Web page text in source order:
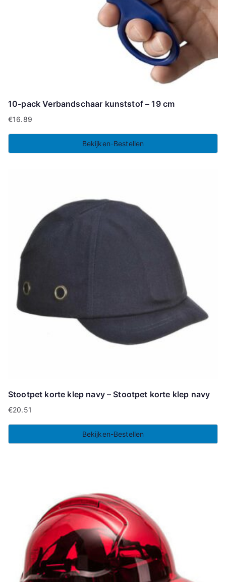
10-pack Verbandschaar kunststof – 19 cm
€16.89
Bekijken-Bestellen
Stootpet korte klep navy – Stootpet korte klep navy
€20.51
Bekijken-Bestellen